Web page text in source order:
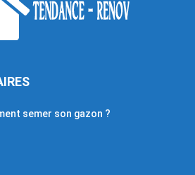
semer son gazon ?